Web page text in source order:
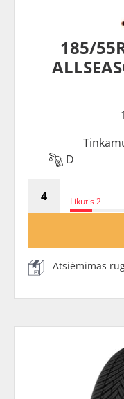
185/
D
Likutis 2
Atsiėmimas